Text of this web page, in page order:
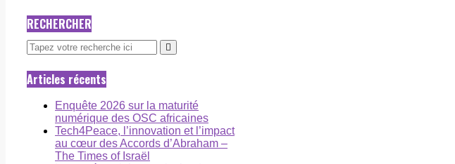
RECHERCHER
Articles récents
Enquête 2026 sur la maturité
numérique des OSC africaines
Tech4Peace, l’innovation et l’impact
au cœur des Accords d’Abraham –
The Times of Israël